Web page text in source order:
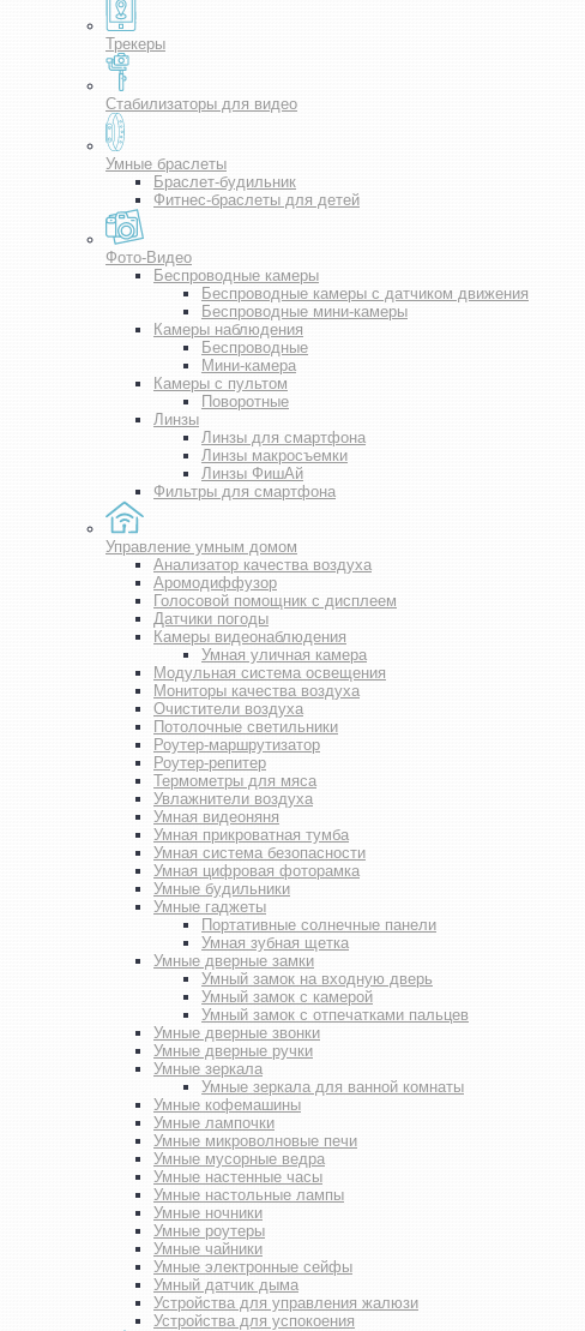
Трекеры
Стабилизаторы для видео
Умные браслеты
Браслет-будильник
Фитнес-браслеты для детей
Фото-Видео
Беспроводные камеры
Беспроводные камеры с датчиком движения
Беспроводные мини-камеры
Камеры наблюдения
Беспроводные
Мини-камера
Камеры с пультом
Поворотные
Линзы
Линзы для смартфона
Линзы макросъемки
Линзы ФишАй
Фильтры для смартфона
Управление умным домом
Анализатор качества воздуха
Аромодиффузор
Голосовой помощник с дисплеем
Датчики погоды
Камеры видеонаблюдения
Умная уличная камера
Модульная система освещения
Мониторы качества воздуха
Очистители воздуха
Потолочные светильники
Роутер-маршрутизатор
Роутер-репитер
Термометры для мяса
Увлажнители воздуха
Умная видеоняня
Умная прикроватная тумба
Умная система безопасности
Умная цифровая фоторамка
Умные будильники
Умные гаджеты
Портативные солнечные панели
Умная зубная щетка
Умные дверные замки
Умный замок на входную дверь
Умный замок с камерой
Умный замок с отпечатками пальцев
Умные дверные звонки
Умные дверные ручки
Умные зеркала
Умные зеркала для ванной комнаты
Умные кофемашины
Умные лампочки
Умные микроволновые печи
Умные мусорные ведра
Умные настенные часы
Умные настольные лампы
Умные ночники
Умные роутеры
Умные чайники
Умные электронные сейфы
Умный датчик дыма
Устройства для управления жалюзи
Устройства для успокоения